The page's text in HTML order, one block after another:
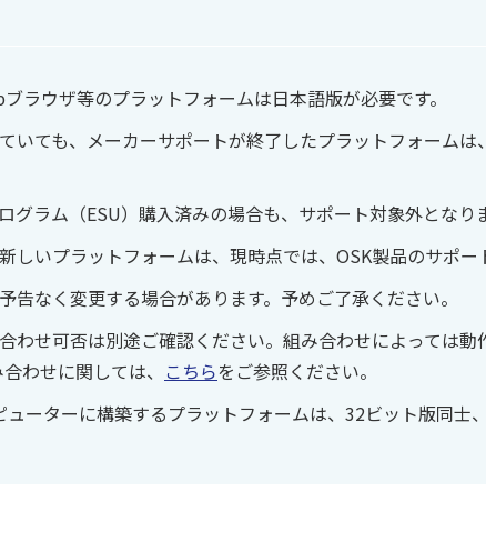
ラウザ等のプラットフォームは日本語版が必要です。
いても、メーカーサポートが終了したプラットフォーム
グラム（ESU）購入済みの場合も、サポート対象外となり
しいプラットフォームは、現時点では、OSK製品のサポー
告なく変更する場合があります。予めご了承ください。
わせ可否は別途ご確認ください。組み合わせによっては動
わせに関しては、 こちらをご参照ください。
ーターに構築するプラットフォームは、32ビット版同士